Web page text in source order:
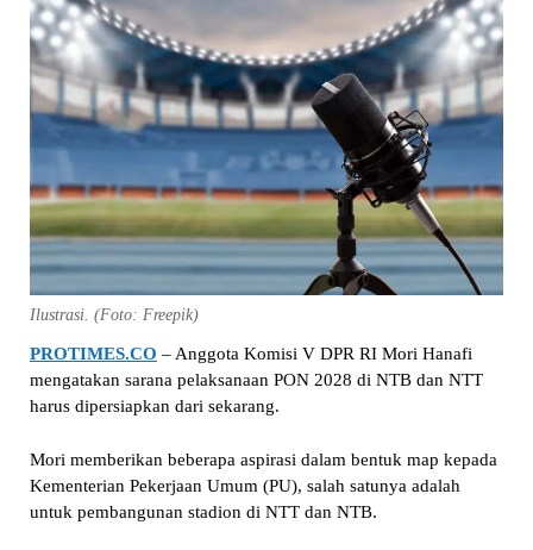
Ilustrasi. (Foto: Freepik)
PROTIMES.CO – Anggota Komisi V DPR RI Mori Hanafi
mengatakan sarana pelaksanaan PON 2028 di NTB dan NTT
harus dipersiapkan dari sekarang.
Mori memberikan beberapa aspirasi dalam bentuk map kepada
Kementerian Pekerjaan Umum (PU), salah satunya adalah
untuk pembangunan stadion di NTT dan NTB.